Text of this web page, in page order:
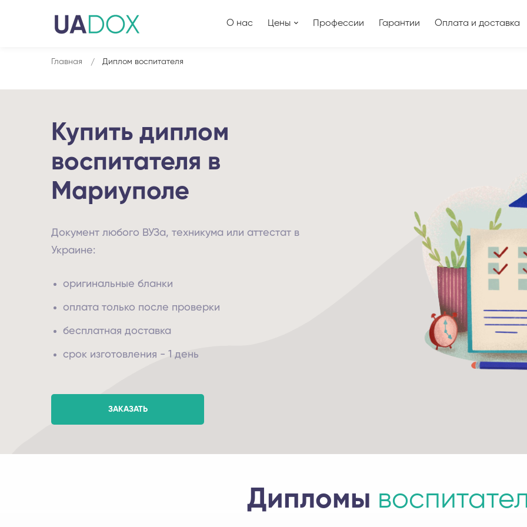
О нас Цены Профессии Гарантии Оплата и доставка
Главная Диплом воспитателя
Купить диплом
воспитателя в
Мариуполе
Документ любого ВУЗа, техникума или аттестат в
Украине:
оригинальные бланки
оплата только после проверки
бесплатная доставка
срок изготовления - 1 день
ЗАКАЗАТЬ
Дипломы